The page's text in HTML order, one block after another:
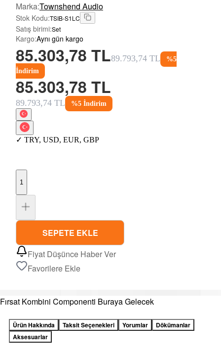
Marka:Townshend Audio
Stok Kodu:TSIB-S1LC
Satış birimi:Set
Kargo:Aynı gün kargo
85.303,78 TL89.793,74 TL %5
İndirim
85.303,78 TL
89.793,74 TL %5 İndirim
✓ TRY, USD, EUR, GBP
1
SEPETE EKLE
Fiyat Düşünce Haber Ver
Favorilere Ekle
Fırsat Kombini Componenti Buraya Gelecek
Ürün Hakkında Taksit Seçenekleri Yorumlar
Dökümanlar
Aksesuarlar